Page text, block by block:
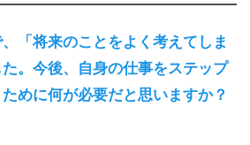
「将来のことをよく考えてしま
。今後、自身の仕事をステップ
めに何が必要だと思いますか？